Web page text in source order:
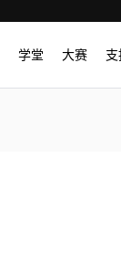
学堂 大赛